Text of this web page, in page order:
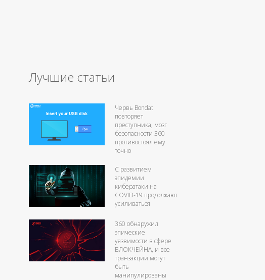
Лучшие статьи
Червь Bondat
повторяет
преступника, мозг
безопасности 360
противостоял ему
точно
С развитием
эпидемии
кибератаки на
COVID-19 продолжают
усиливаться
360 обнаружил
эпические
уязвимости в сфере
БЛОКЧЕЙНА, и все
транзакции могут
быть
манипулированы